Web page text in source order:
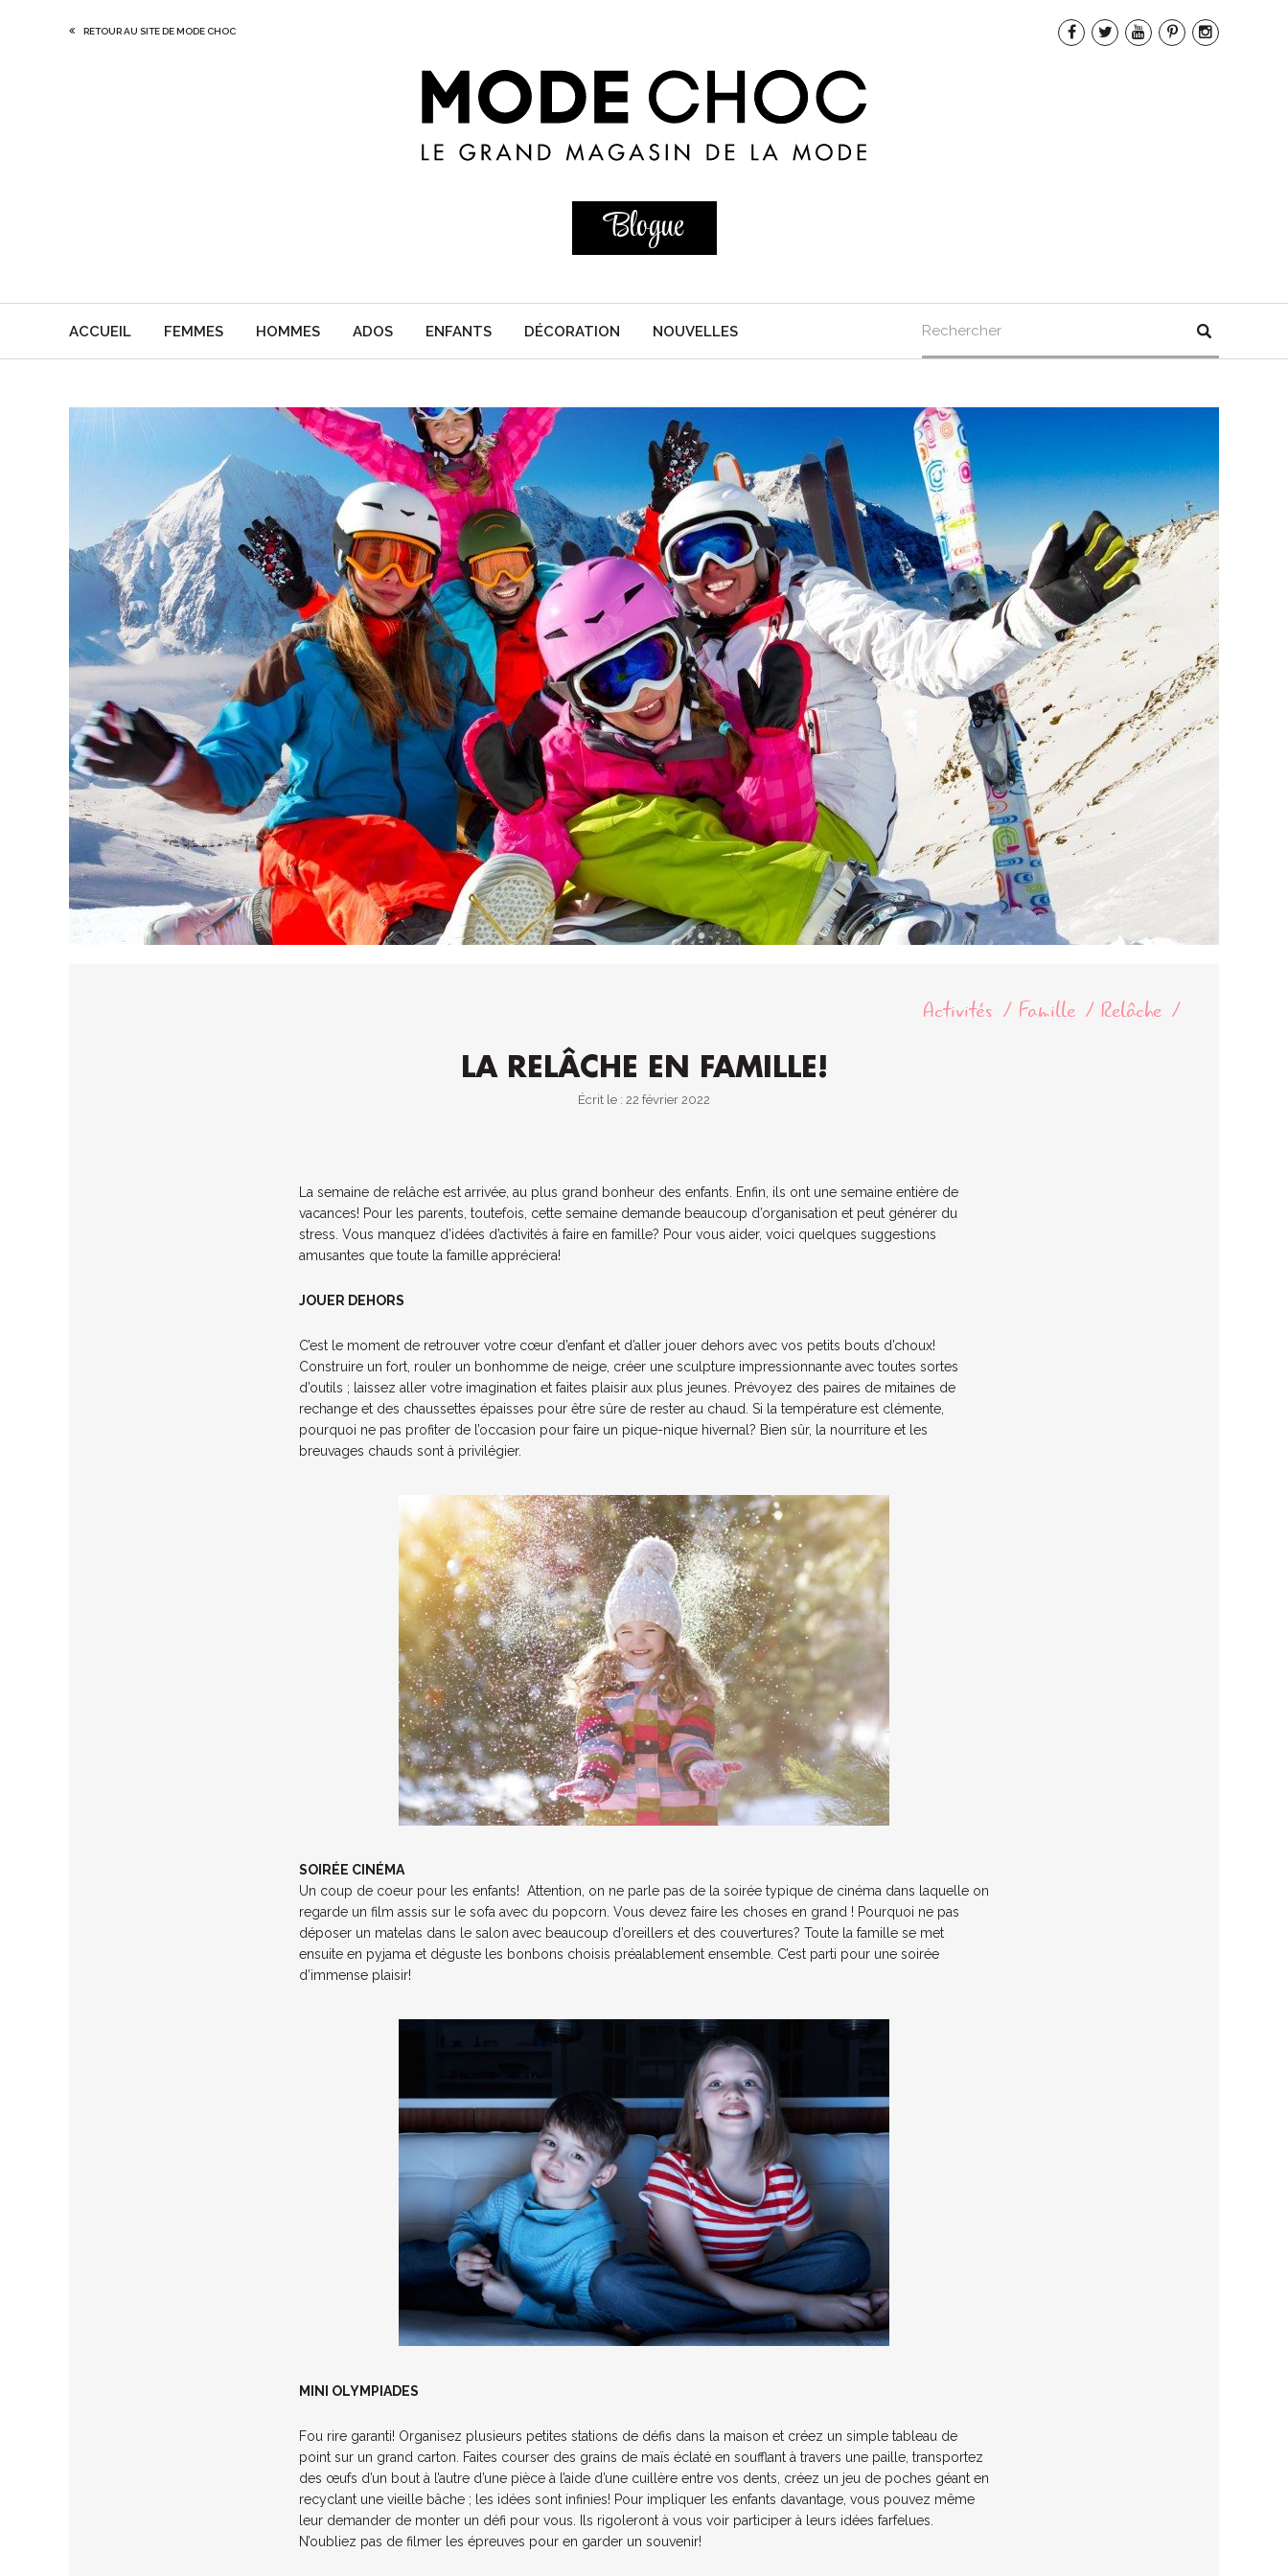
RETOUR AU SITE DE MODE CHOC
Blogue
ACCUEIL FEMMES HOMMES ADOS ENFANTS DÉCORATION NOUVELLES Rechercher
Activités Famille Relâche
LA RELÂCHE EN FAMILLE!
Écrit le : 22 février 2022
La semaine de relâche est arrivée, au plus grand bonheur des enfants. Enfin, ils ont une semaine entière de
vacances! Pour les parents, toutefois, cette semaine demande beaucoup d’organisation et peut générer du
stress. Vous manquez d’idées d’activités à faire en famille? Pour vous aider, voici quelques suggestions
amusantes que toute la famille appréciera!
JOUER DEHORS
C’est le moment de retrouver votre cœur d’enfant et d’aller jouer dehors avec vos petits bouts d’choux!
Construire un fort, rouler un bonhomme de neige, créer une sculpture impressionnante avec toutes sortes
d’outils ; laissez aller votre imagination et faites plaisir aux plus jeunes. Prévoyez des paires de mitaines de
rechange et des chaussettes épaisses pour être sûre de rester au chaud. Si la température est clémente,
pourquoi ne pas profiter de l’occasion pour faire un pique-nique hivernal? Bien sûr, la nourriture et les
breuvages chauds sont à privilégier.
SOIRÉE CINÉMA
Un coup de coeur pour les enfants! Attention, on ne parle pas de la soirée typique de cinéma dans laquelle on
regarde un film assis sur le sofa avec du popcorn. Vous devez faire les choses en grand ! Pourquoi ne pas
déposer un matelas dans le salon avec beaucoup d’oreillers et des couvertures? Toute la famille se met
ensuite en pyjama et déguste les bonbons choisis préalablement ensemble. C’est parti pour une soirée
d’immense plaisir!
MINI OLYMPIADES
Fou rire garanti! Organisez plusieurs petites stations de défis dans la maison et créez un simple tableau de
point sur un grand carton. Faites courser des grains de maïs éclaté en soufflant à travers une paille, transportez
des œufs d’un bout à l’autre d’une pièce à l’aide d’une cuillère entre vos dents, créez un jeu de poches géant en
recyclant une vieille bâche ; les idées sont infinies! Pour impliquer les enfants davantage, vous pouvez même
leur demander de monter un défi pour vous. Ils rigoleront à vous voir participer à leurs idées farfelues.
N’oubliez pas de filmer les épreuves pour en garder un souvenir!